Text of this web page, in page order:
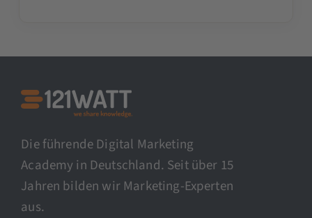
Die führende Digital Marketing
Academy in Deutschland. Seit über 15
Jahren bilden wir Marketing-Experten
aus.